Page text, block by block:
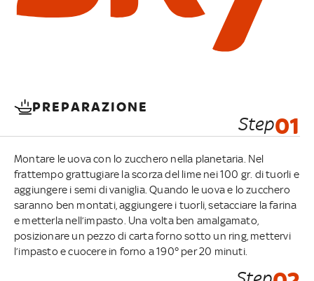
PREPARAZIONE
Step01
Montare le uova con lo zucchero nella planetaria. Nel
frattempo grattugiare la scorza del lime nei 100 gr. di tuorli e
aggiungere i semi di vaniglia. Quando le uova e lo zucchero
saranno ben montati, aggiungere i tuorli, setacciare la farina
e metterla nell’impasto. Una volta ben amalgamato,
posizionare un pezzo di carta forno sotto un ring, mettervi
l’impasto e cuocere in forno a 190° per 20 minuti.